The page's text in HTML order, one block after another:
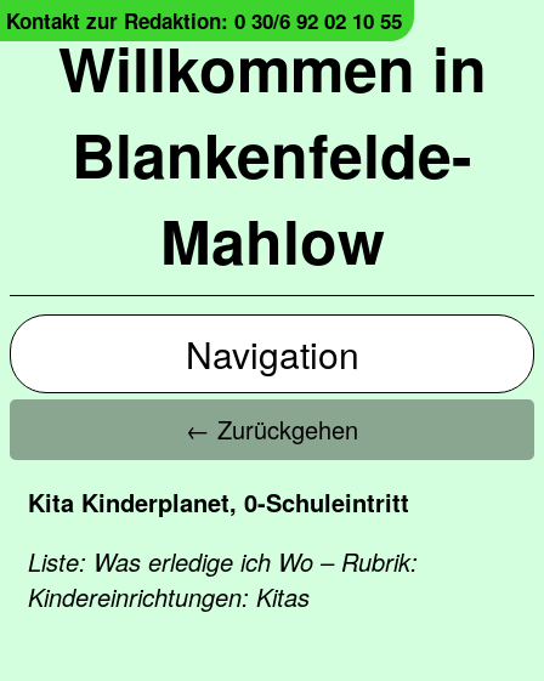
Willkommen in
Blankenfelde-
Mahlow
Kontakt zur Redaktion: 0 30/6 92 02 10 55
Navigation
← Zurückgehen
Kita Kinderplanet, 0-Schuleintritt
Liste: Was erledige ich Wo – Rubrik:
Kindereinrichtungen: Kitas